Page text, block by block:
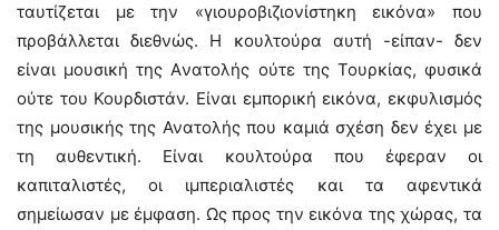
ταυτίζεται με την «γιουροβιζιονίστηκη εικόνα» που
προβάλλεται διεθνώς. Η κουλτούρα αυτή -είπαν- δεν
είναι μουσική της Aνατολής ούτε της Τουρκίας, φυσικά
ούτε του Κουρδιστάν. Είναι εμπορική εικόνα, εκφυλισμός
της μουσικής της Ανατολής που καμιά σχέση δεν έχει με
τη αυθεντική. Είναι κουλτούρα που έφεραν οι
καπιταλιστές, οι ιμπεριαλιστές και τα αφεντικά
σημείωσαν με έμφαση. Ως προς την εικόνα της χώρας, τα